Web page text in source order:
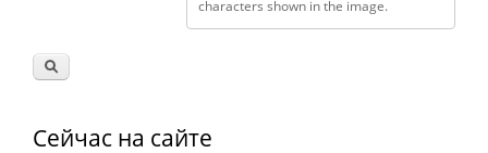
characters shown in the image.
Сейчас на сайте